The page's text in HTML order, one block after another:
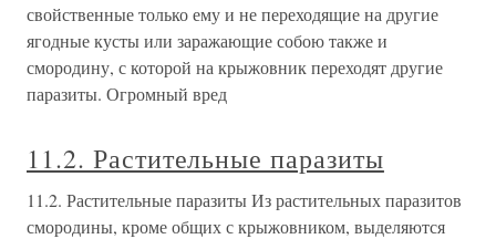
свойственные только ему и не переходящие на другие
ягодные кусты или заражающие собою также и
смородину, с которой на крыжовник переходят другие
паразиты. Огромный вред
11.2. Растительные паразиты
11.2. Растительные паразиты Из растительных паразитов
смородины, кроме общих с крыжовником, выделяются